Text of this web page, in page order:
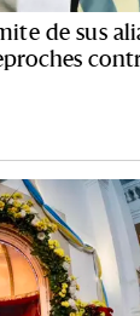
de sus